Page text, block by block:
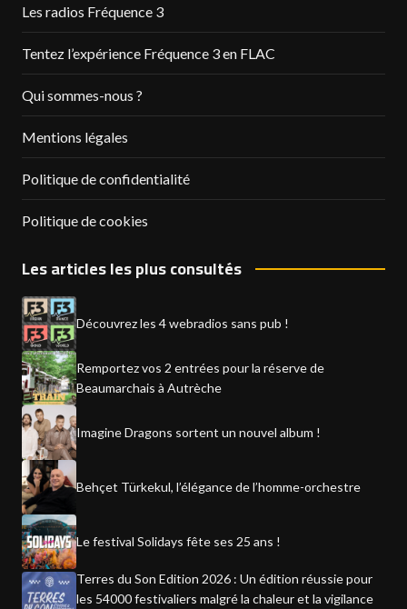
Les radios Fréquence 3
Tentez l’expérience Fréquence 3 en FLAC
Qui sommes-nous ?
Mentions légales
Politique de confidentialité
Politique de cookies
Les articles les plus consultés
Découvrez les 4 webradios sans pub !
Remportez vos 2 entrées pour la réserve de
Beaumarchais à Autrèche
Imagine Dragons sortent un nouvel album !
Behçet Türkekul, l’élégance de l’homme-orchestre
Le festival Solidays fête ses 25 ans !
Terres du Son Edition 2026 : Un édition réussie pour
les 54000 festivaliers malgré la chaleur et la vigilance